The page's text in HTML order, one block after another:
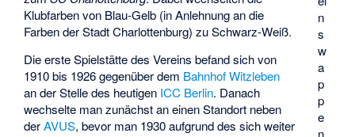
n
s
w
a
p
p
e
n
Klubfarben von Blau-Gelb (in Anlehnung an die
Farben der Stadt Charlottenburg) zu Schwarz-Weiß.
Die erste Spielstätte des Vereins befand sich von
1910 bis 1926 gegenüber dem Bahnhof Witzleben
an der Stelle des heutigen ICC Berlin. Danach
wechselte man zunächst an einen Standort neben
derAVUS, bevor man 1930 aufgrund des sich weiter